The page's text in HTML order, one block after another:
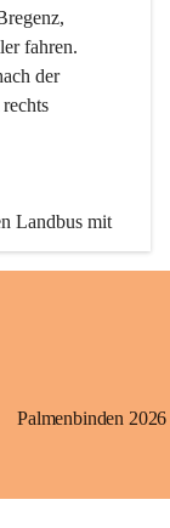
fahren.
der
Landbus mit
Die Linie
Sie bequem
zu Ihrer
nach
Palmenbinden 2026